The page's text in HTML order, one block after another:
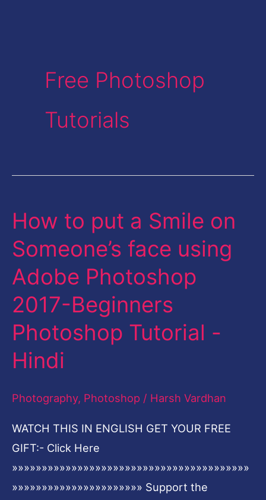
Free Photoshop
Tutorials
How to put a Smile on
Someone’s face using
Adobe Photoshop
2017-Beginners
Photoshop Tutorial -
Hindi
Photography, Photoshop / Harsh Vardhan
WATCH THIS IN ENGLISH GET YOUR FREE
GIFT:- Click Here
»»»»»»»»»»»»»»»»»»»»»»»»»»»»»»»»»»»»»»»»
»»»»»»»»»»»»»»»»»»»»»» Support the
How
put
a
Smile
on
Someone’s
face
Adobe
2017-
Beginners
Photoshop
Tutorial